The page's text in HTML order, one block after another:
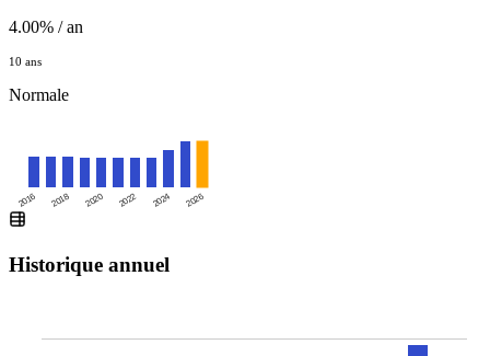
4.00% / an
10 ans
Normale
2016 2018 2020 2022 2024 2026
Historique annuel